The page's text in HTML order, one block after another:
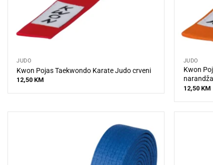
JUDO
Kwon Pojas Taekwondo Karate Judo crveni
12,50 KM
JUDO
Kwon
12,50 KM